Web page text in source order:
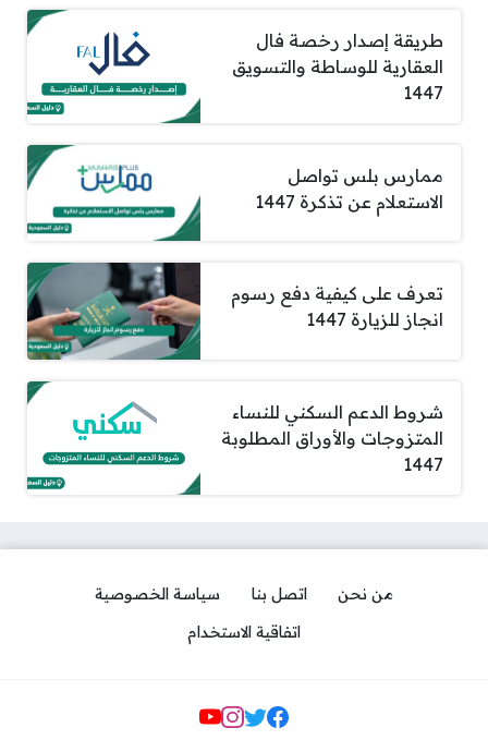
طريقة إصدار رخصة فال
العقارية للوساطة والتسويق
1447
ممارس بلس تواصل
الاستعلام عن تذكرة 1447
تعرف على كيفية دفع رسوم
انجاز للزيارة 1447
شروط الدعم السكني للنساء
المتزوجات والأوراق المطلوبة
1447
من نحن اتصل بنا
سياسة الخصوصية
اتفاقية الاستخدام
مواقع التواصل